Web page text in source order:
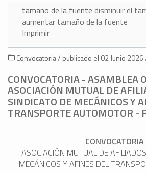
tamaño de la fuente disminuir el
aumentar tamaño de la fuente
Imprimir
Convocatoria / publicado el 02 Junio
CONVOCATORIA - ASAMBLEA
ASOCIACIÓN MUTUAL DE
SINDICATO DE MECÁNICOS Y
TRANSPORTE AUTOMOTOR -
CONVOCATORIA
ASOCIACIÓN MUTUAL DE
MECÁNICOS Y AFINES DEL